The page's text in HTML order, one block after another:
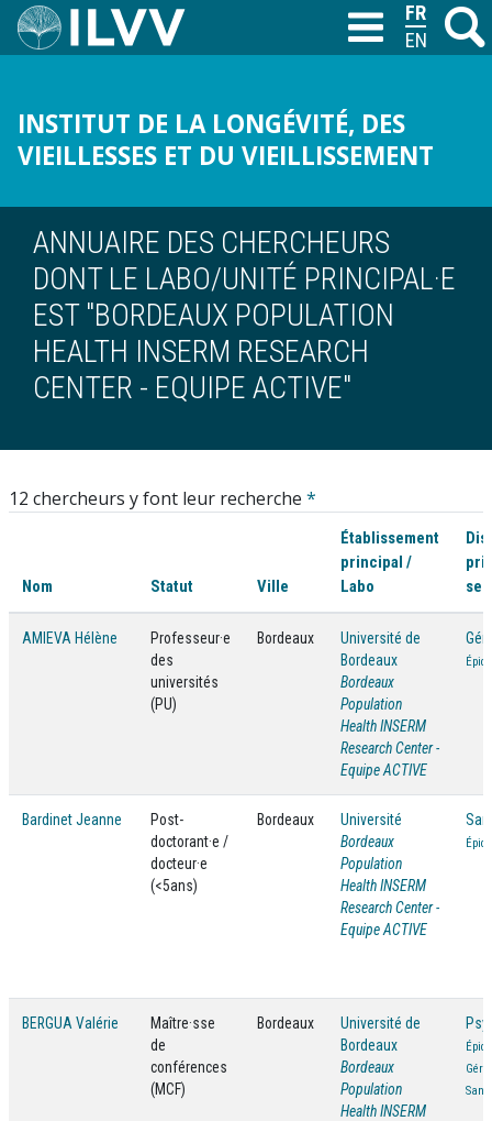
Aller
au
M
INSTITUT DE LA LONGÉVITÉ, DES
VIEILLESSES ET DU VIEILLISSEMENT
T
ANNUAIRE DES CHERCHEURS
DONT LE LABO/UNITÉ PRINCIPAL·E
EST "BORDEAUX POPULATION
HEALTH INSERM RESEARCH
CENTER - EQUIPE ACTIVE"
12 chercheurs y font leur recherche *
Nom Statut Ville
Établissement
principal /
Labo
AMIEVA Hélène
Professeur·e
des
universités
(PU)
Bordeaux
Université de
Bordeaux
Bordeaux
Population
Health INSERM
Research Center -
Equipe ACTIVE
Bardinet Jeanne
Post-
doctorant·e /
docteur·e
(<5ans)
Bordeaux
Université
Bordeaux
Population
Health INSERM
Research Center -
Equipe ACTIVE
BERGUA Valérie
Maître·sse
de
conférences
(MCF)
Bordeaux
Université de
Bordeaux
Bordeaux
Population
Health INSERM
FRANÇAIS
ENGLISH